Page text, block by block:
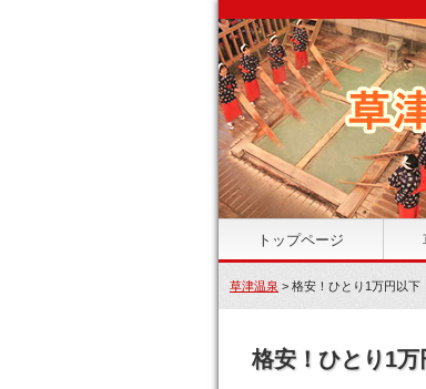
トップページ
草津温泉 > 格安！ひとり1万円以下
格安！ひとり1